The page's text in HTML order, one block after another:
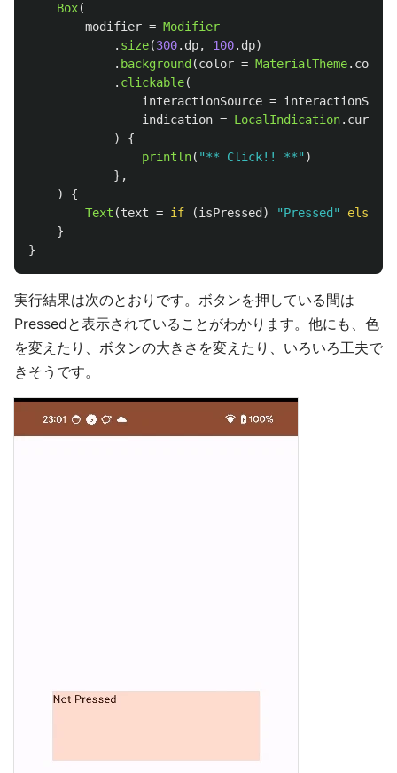
Box(
modifier = Modifier
. size(300. dp, 100. dp)
. background (color = MaterialTheme.
. clickable(
interactionSource =
indication = LocalIndication. current
)
{
println( "** Click!! **" )
},
)
{
Text (text = if (isPressed ) "Pressed" else
}
}
実行結果は次のとおりです。ボタンを押している間は
Pressedと表示されていることがわかります。他にも、色
を変えたり、ボタンの大きさを変えたり、いろいろ工夫で
きそうです。